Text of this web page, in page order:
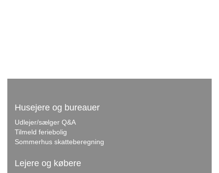
Husejere og bureauer
Udlejer/sælger Q&A
Tilmeld feriebolig
Sommerhus skatteberegning
Lejere og købere